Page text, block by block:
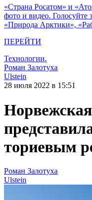
«Страна Росатом» и
фото и видео.
«Природа Арктики»,
ПЕРЕЙТИ
Технологии.
Роман Залотуха
Ulstein
28 июля 2022 в 15:51
ториевым
Роман Залотуха
Ulstein